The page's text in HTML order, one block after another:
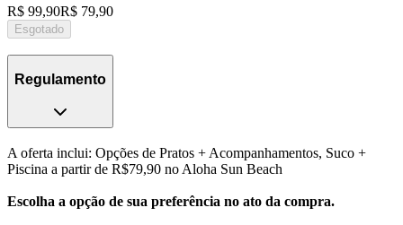
R$ 99,90R$ 79,90
Esgotado
Regulamento
A oferta inclui: Opções de Pratos + Acompanhamentos, Suco +
Piscina a partir de R$79,90 no Aloha Sun Beach
Escolha a opção de sua preferência no ato da compra.